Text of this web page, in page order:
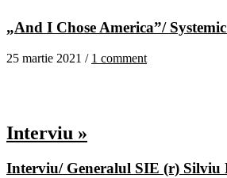
„And I Chose America”/
25 martie 2021 / 1 comment
Interviu »
Interviu/ Generalul SIE (r) Silviu